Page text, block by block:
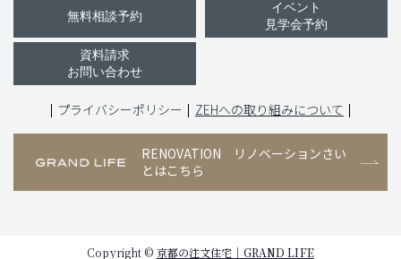
無料相談予約
イベント
見学会予約
資料請求
お問い合わせ
プライバシーポリシー ZEHへの取り組みについて
RENOVATION
リノベーションさい
とはこちら
Copyright © 京都の注文住宅｜GRAND LIFE